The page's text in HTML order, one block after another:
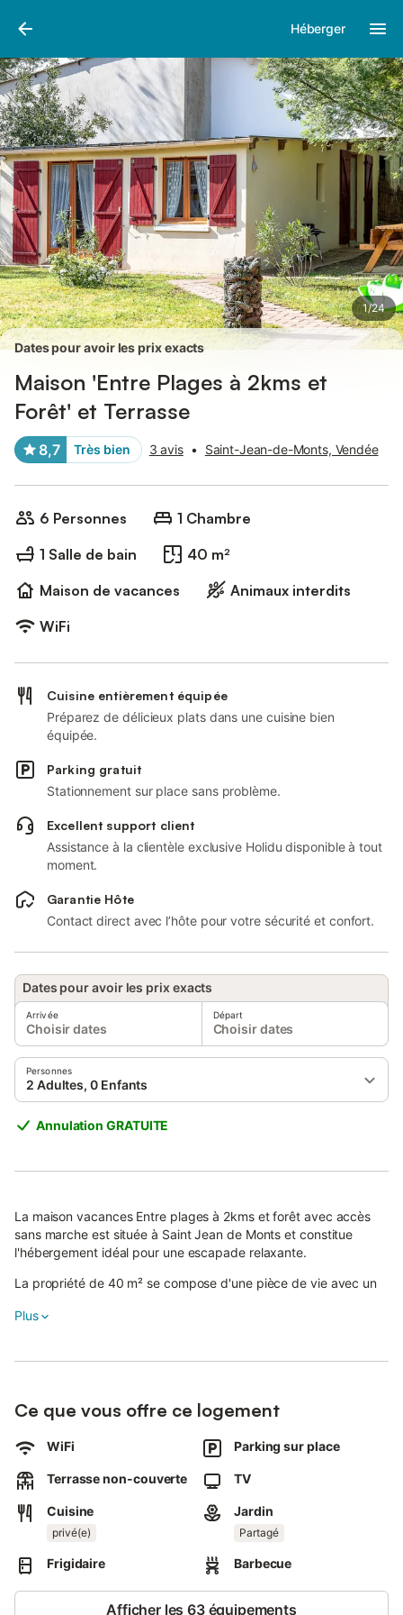
Héberger
1/24
Photos
Dates pour avoir les prix exacts
Maison 'Entre Plages à 2kms et
Forêt' et Terrasse
8,7 Très bien 3 avis • Saint-Jean-de-Monts, Vendée
6 Personnes
1 Chambre
1 Salle de bain
40 m²
Maison de vacances
Animaux interdits
WiFi
Cuisine entièrement équipée
Préparez de délicieux plats dans une cuisine bien
équipée.
Parking gratuit
Stationnement sur place sans problème.
Excellent support client
Assistance à la clientèle exclusive Holidu disponible à tout
moment.
Garantie Hôte
Contact direct avec l’hôte pour votre sécurité et confort.
Dates pour avoir les prix exacts
Arrivée
Choisir dates
Départ
Choisir dates
Personnes
2 Adultes, 0 Enfants
Annulation GRATUITE
La maison vacances Entre plages à 2kms et forêt avec accès
sans marche est située à Saint Jean de Monts et constitue
l'hébergement idéal pour une escapade relaxante.
La propriété de 40 m² se compose d'une pièce de vie avec un
chambre et d'une salle d'eau, pouvant accueillir jusqu'à 6
le télétravail et une télévision.
climatisation.
Cette location de vacances dispose d'un espace extérieur privé
avec une terrasse plein air et un barbecue.
Au calme, à 300 m de la forêt et 2 km de la plage, à l'abri des
Plus
Ce que vous offre ce logement
WiFi Parking sur place
Terrasse non-couverte TV
Cuisine
privé(e)
Jardin
Partagé
Frigidaire Barbecue
Afficher les 63 équipements